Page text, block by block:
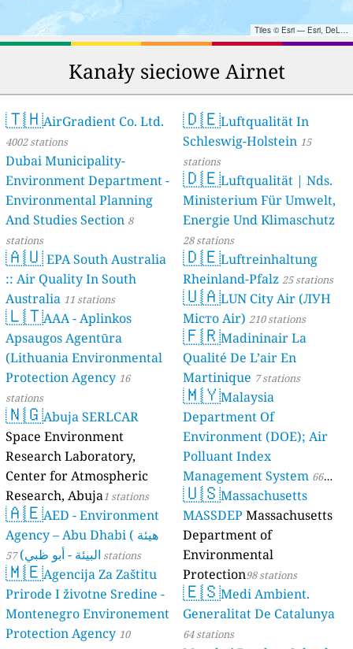
Tiles © Esri — Esri, DeLorme, NAVTEQ, TomTom, Intermap, iPC, USGS, FAO, NPS, NRCAN, GeoBase, Kadaster NL, Ordnance Survey, Esri Japan, METI, Esri China (Hong Kong), and the GIS User Community
Kanały sieciowe Airnet
🇹🇭AirGradient Co. Ltd.
4002 stations
Dubai Municipality-
Environment Department -
Environmental Planning
And Studies Section 8
stations
🇦🇺EPA South Australia
:: Air Quality In South
Australia 11 stations
🇱🇹AAA - Aplinkos
Apsaugos Agentūra
(Lithuania Environmental
Protection Agency 16
stations
🇳🇬Abuja SERLCAR
Space Environment
Research Laboratory,
Center for Atmospheric
Research, Abuja1 stations
🇦🇪AED - Environment
Agency – Abu Dhabi ( هيئة
البيئة - أبو ظبي) 57 stations
🇲🇪Agencija Za Zaštitu
Prirode I životne Sredine -
Montenegro Environement
Protection Agency 10
🇩🇪Luftqualität In
Schleswig-Holstein 15
stations
🇩🇪Luftqualität | Nds.
Ministerium Für Umwelt,
Energie Und Klimaschutz
28 stations
🇩🇪Luftreinhaltung
Rheinland-Pfalz 25 stations
🇺🇦LUN City Air (ЛУН
Місто Air) 210 stations
🇫🇷Madininair La
Qualité De L’air En
Martinique 7 stations
🇲🇾Malaysia
Department Of
Environment (DOE); Air
Polluant Index
Management System 66
stations
🇺🇸Massachusetts
MASSDEP Massachusetts
Department of
Environmental
Protection98 stations
🇪🇸Medi Ambient.
Generalitat De Catalunya
64 stations